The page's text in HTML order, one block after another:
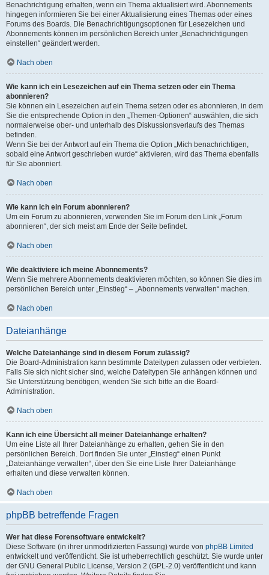
Benachrichtigung erhalten, wenn ein Thema aktualisiert wird. Abonnements
hingegen informieren Sie bei einer Aktualisierung eines Themas oder eines
Forums des Boards. Die Benachrichtigungsoptionen für Lesezeichen und
Abonnements können im persönlichen Bereich unter „Benachrichtigungen
einstellen“ geändert werden.
Nach oben
Wie kann ich ein Lesezeichen auf ein Thema setzen oder ein Thema
abonnieren?
Sie können ein Lesezeichen auf ein Thema setzen oder es abonnieren, in dem
Sie die entsprechende Option in den „Themen-Optionen“ auswählen, die sich
normalerweise ober- und unterhalb des Diskussionsverlaufs des Themas
befinden.
Wenn Sie bei der Antwort auf ein Thema die Option „Mich benachrichtigen,
sobald eine Antwort geschrieben wurde“ aktivieren, wird das Thema ebenfalls
für Sie abonniert.
Nach oben
Wie kann ich ein Forum abonnieren?
Um ein Forum zu abonnieren, verwenden Sie im Forum den Link „Forum
abonnieren“, der sich meist am Ende der Seite befindet.
Nach oben
Wie deaktiviere ich meine Abonnements?
Wenn Sie mehrere Abonnements deaktivieren möchten, so können Sie dies im
persönlichen Bereich unter „Einstieg“ – „Abonnements verwalten“ machen.
Nach oben
Dateianhänge
Welche Dateianhänge sind in diesem Forum zulässig?
Die Board-Administration kann bestimmte Dateitypen zulassen oder verbieten.
Falls Sie sich nicht sicher sind, welche Dateitypen Sie anhängen können und
Sie Unterstützung benötigen, wenden Sie sich bitte an die Board-
Administration.
Nach oben
Kann ich eine Übersicht all meiner Dateianhänge erhalten?
Um eine Liste all Ihrer Dateianhänge zu erhalten, gehen Sie in den
persönlichen Bereich. Dort finden Sie unter „Einstieg“ einen Punkt
„Dateianhänge verwalten“, über den Sie eine Liste Ihrer Dateianhänge
erhalten und diese verwalten können.
Nach oben
phpBB betreffende Fragen
Wer hat diese Forensoftware entwickelt?
Diese Software (in ihrer unmodifizierten Fassung) wurde von phpBB Limited
entwickelt und veröffentlicht. Sie ist urheberrechtlich geschützt. Sie wurde unter
der GNU General Public License, Version 2 (GPL-2.0) veröffentlicht und kann